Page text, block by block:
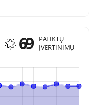
69
PALIKTŲ
ĮVERTINIMŲ